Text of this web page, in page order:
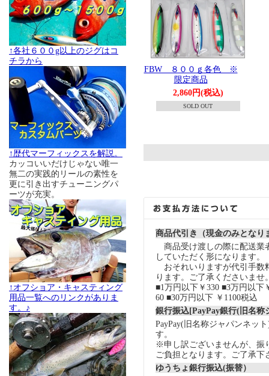
↑各社６００g以上のジグはコ
チラから
↑歴代マーフィックスを解説。
カッコいいだけじゃない唯一
無二の実践的リールの素性を
更に引き出すチューニングパ
ーツが充実。
↑オフショア・キャスティング
用品一覧へのリンクがありま
す。♪
FBW ８００ｇ各色 ※
限定商品
2,860円(税込)
SOLD OUT
商品代引き（現金のみとなり
商品受け渡しの際に配送業
していただく形になります。
おそれいりますが代引手数
ります。ご了承くださいませ
■1万円以下￥330 ■3万円以下
60 ■30万円以下 ￥1100税込
銀行振込[PayPay銀行(旧名称
PayPay(旧名称ジャパンネッ
す。
※申し訳ございませんが、振
ご負担となります。ご了承下
ゆうちょ銀行振込(振替）